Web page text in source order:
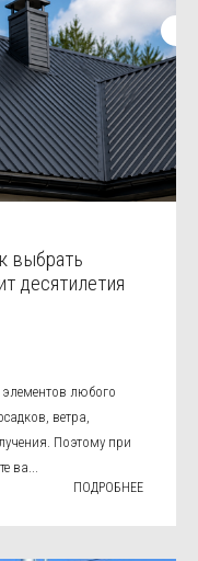
выбрать
десятилетия
любого
ветра,
Поэтому при
ва...
ПОДРОБНЕЕ